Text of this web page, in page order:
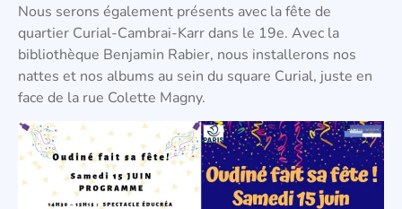
Nous serons également présents avec la fête de
quartier Curial-Cambrai-Karr dans le 19e. Avec la
bibliothèque Benjamin Rabier, nous installerons nos
nattes et nos albums au sein du square Curial, juste en
face de la rue Colette Magny.